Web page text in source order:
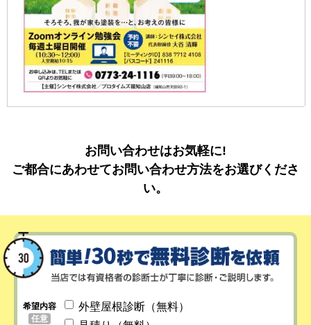
お問い合わせはお気軽に!
ご都合にあわせてお問い合わせ方法をお選びくださ
い。
希望内容
任意
外壁屋根診断（無料）